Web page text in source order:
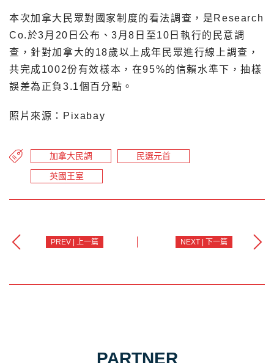
本次加拿大民眾對國家制度的看法調查，是Research
Co.於3月20日公布、3月8日至10日執行的民意調
查，針對加拿大的18歲以上成年民眾進行線上調查，
共完成1002份有效樣本，在95%的信賴水準下，抽樣
誤差為正負3.1個百分點。
照片來源：Pixabay
加拿大民調 民選元首
英國王室
PREV | 上一篇 NEXT | 下一篇
PARTNER